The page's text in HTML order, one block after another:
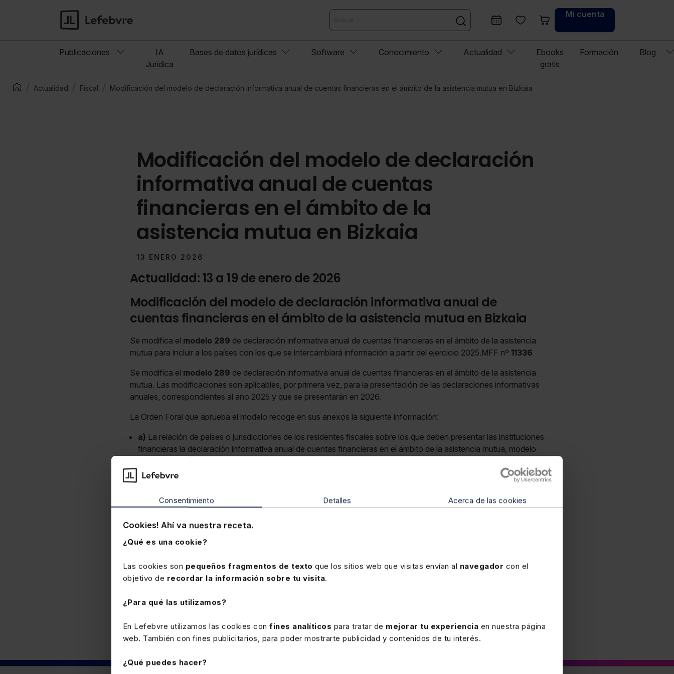
Consentimiento Detalles Acerca de las cookies
Cookies! Ahí va nuestra receta.
¿Qué es una cookie?
Las cookies son pequeños fragmentos de texto que los sitios web que visitas envían al navegador con el
objetivo de recordar la información sobre tu visita.
¿Para qué las utilizamos?
En Lefebvre utilizamos las cookies con fines analíticos para tratar de mejorar tu experiencia en nuestra página
web. También con fines publicitarios, para poder mostrarte publicidad y contenidos de tu interés.
¿Qué puedes hacer?
Mi cuenta
Publicaciones
IA
Jurídica
Bases de datos jurídicas Software Conocimiento Actualidad
Ebooks
gratis
Formación Blog
Actualidad Fiscal Modificación del modelo de declaración informativa anual de cuentas financieras en el ámbito de la asistencia mutua en Bizkaia
Modificación del modelo de declaración
informativa anual de cuentas
financieras en el ámbito de la
asistencia mutua en Bizkaia
13 ENERO 2026
Actualidad: 13 a 19 de enero de 2026
Modificación del modelo de declaración informativa anual de
cuentas financieras en el ámbito de la asistencia mutua en Bizkaia
Se modifica el modelo 289 de declaración informativa anual de cuentas financieras en el ámbito de la asistencia
mutua para incluir a los países con los que se intercambiará información a partir del ejercicio 2025.MFF nº 11336
Se modifica el modelo 289 de declaración informativa anual de cuentas financieras en el ámbito de la asistencia
mutua. Las modificaciones son aplicables, por primera vez, para la presentación de las declaraciones informativas
anuales, correspondientes al año 2025 y que se presentarán en 2026.
La Orden Foral que aprueba el modelo recoge en sus anexos la siguiente información:
a) La relación de países o jurisdicciones de los residentes fiscales sobre los que deben presentar las instituciones
financieras la declaración informativa anual de cuentas financieras en el ámbito de la asistencia mutua, modelo
b)La relación de países o jurisdicciones que tienen la consideración de «Jurisdicción participante» a que se
intercambio de información, incluyendo así a los países con los que se intercambiará información a partir del
ejercicio 2025.
OF Bizkaia 632/2017 anexo I y II redacc OF Bizkaia 670/2025 art.único, BOTHB 15-1-26
Fiscal